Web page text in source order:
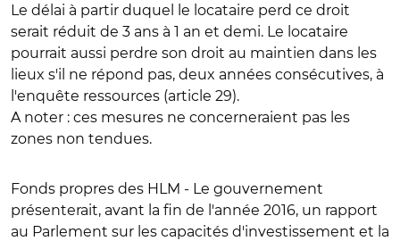
Le délai à partir duquel le locataire perd ce droit
serait réduit de 3 ans à 1 an et demi. Le locataire
pourrait aussi perdre son droit au maintien dans les
lieux s'il ne répond pas, deux années consécutives, à
l'enquête ressources (article 29).
A noter : ces mesures ne concerneraient pas les
zones non tendues.
Fonds propres des HLM - Le gouvernement
présenterait, avant la fin de l'année 2016, un rapport
au Parlement sur les capacités d'investissement et la